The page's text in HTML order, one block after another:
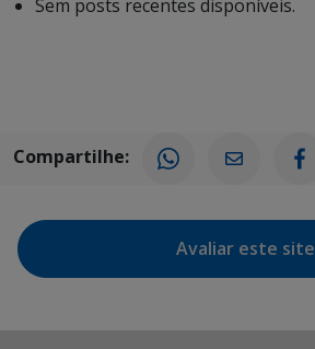
Sem posts recentes disponíveis.
Compartilhe:
Avaliar este site